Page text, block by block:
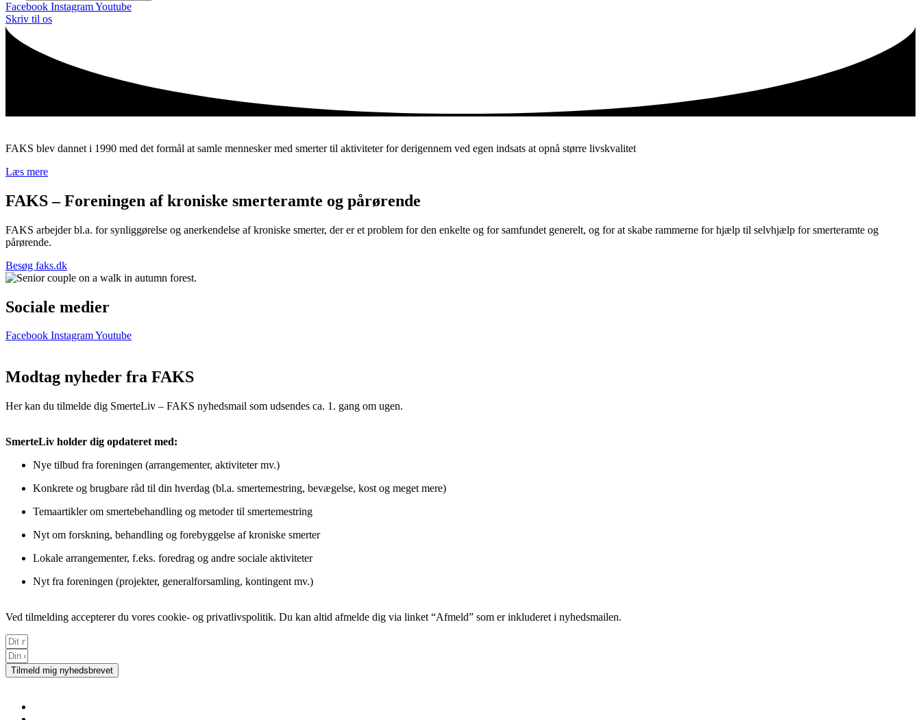
Facebook InstagramYoutube
Skriv til os
FAKS blev dannet i 1990 med det formål at samle mennesker med smerter til aktiviteter for derigennem ved egen indsats at opnå større livskvalitet
Læs mere
FAKS – Foreningen af kroniske smerteramte og pårørende
FAKS arbejder bl.a. for synliggørelse og anerkendelse af kroniske smerter, der er et problem for den enkelte og for samfundet generelt, og for at skabe rammerne for hjælp til selvhjælp for smerteramte og
pårørende.
Besøg faks.dk
Sociale medier
Facebook InstagramYoutube
Modtag nyheder fra FAKS
Her kan du tilmelde dig SmerteLiv – FAKS nyhedsmail som udsendes ca. 1. gang om ugen.
SmerteLiv holder dig opdateret med:
Nye tilbud fra foreningen (arrangementer, aktiviteter mv.)
Konkrete og brugbare råd til din hverdag (bl.a. smertemestring, bevægelse, kost og meget mere)
Temaartikler om smertebehandling og metoder til smertemestring
Nyt om forskning, behandling og forebyggelse af kroniske smerter
Lokale arrangementer, f.eks. foredrag og andre sociale aktiviteter
Nyt fra foreningen (projekter, generalforsamling, kontingent mv.)
Ved tilmelding accepterer du vores cookie- og privatlivspolitik. Du kan altid afmelde dig via linket “Afmeld” som er inkluderet i nyhedsmailen.
Tilmeld mig nyhedsbrevet